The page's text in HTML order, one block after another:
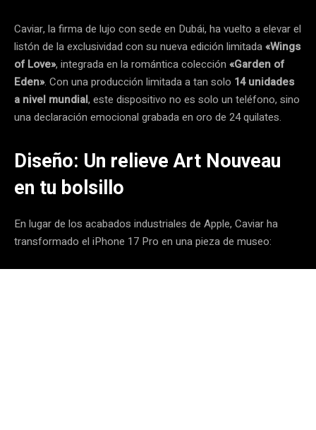
Caviar, la firma de lujo con sede en Dubái, ha vuelto a elevar el
listón de la exclusividad con su nueva edición limitada«Wings
of Love», integrada en la romántica colección «Garden of
Eden». Con una producción limitada a tan solo 14 unidades
a nivel mundial, este dispositivo no es solo un teléfono, sino
una declaración emocional grabada en oro de 24 quilates.
Diseño: Un relieve Art Nouveau
en tu bolsillo
En lugar de los acabados industriales de Apple, Caviar ha
transformado el iPhone 17 Pro en una pieza de museo: